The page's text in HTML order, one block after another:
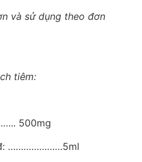
và sử dụng theo đơn
tiêm:
500mg
…………………5ml